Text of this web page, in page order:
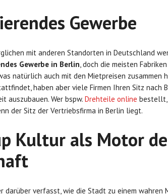
Gewerbe
mit anderen Standorten in Deutschland
Gewerbe in Berlin, doch die meisten
natürlich auch mit den Mietpreisen zusammen
haben aber viele Firmen Ihren Sitz nach
auszubauen. Wer bspw. Drehteile online bestellt,
der Sitz der Vertriebsfirma in Berlin liegt.
Kultur als Motor
darüber verfasst, wie die Stadt zu einem wahren